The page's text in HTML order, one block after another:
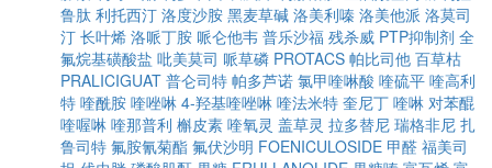
鲁肽 利托西汀 洛度沙胺 黑麦草碱 洛美利嗪 洛美他派 洛莫司
汀 长叶烯 洛哌丁胺 哌仑他韦 普乐沙福 残杀威 PTP抑制剂 全
氟烷基磺酸盐 吡美莫司 哌草磷 PROTACS 帕比司他 百草枯
PRALICIGUAT 普仑司特 帕多芦诺 氯甲喹啉酸 喹硫平 喹高利
特 喹酰胺 喹唑啉 4-羟基喹唑啉 喹法米特 奎尼丁 喹啉 对苯醌
喹喔啉 喹那普利 槲皮素 喹氧灵 盖草灵 拉多替尼 瑞格非尼 扎
鲁司特 氟胺氰菊酯 氟伏沙明 FOENICULOSIDE 甲醛 福美司